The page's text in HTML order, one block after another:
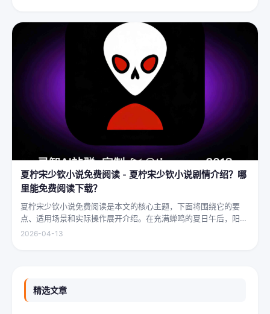
夏柠宋少钦小说免费阅读 - 夏柠宋少钦小说剧情介绍？哪
里能免费阅读下载？
夏柠宋少钦小说免费阅读是本文的核心主题，下面将围绕它的要
点、适用场景和实际操作展开介绍。在充满蝉鸣的夏日午后，阳光
透过梧桐树叶的缝隙，洒在少女夏柠的肩头。她坐在旧书摊旁，手
2026-04-13
精选文章